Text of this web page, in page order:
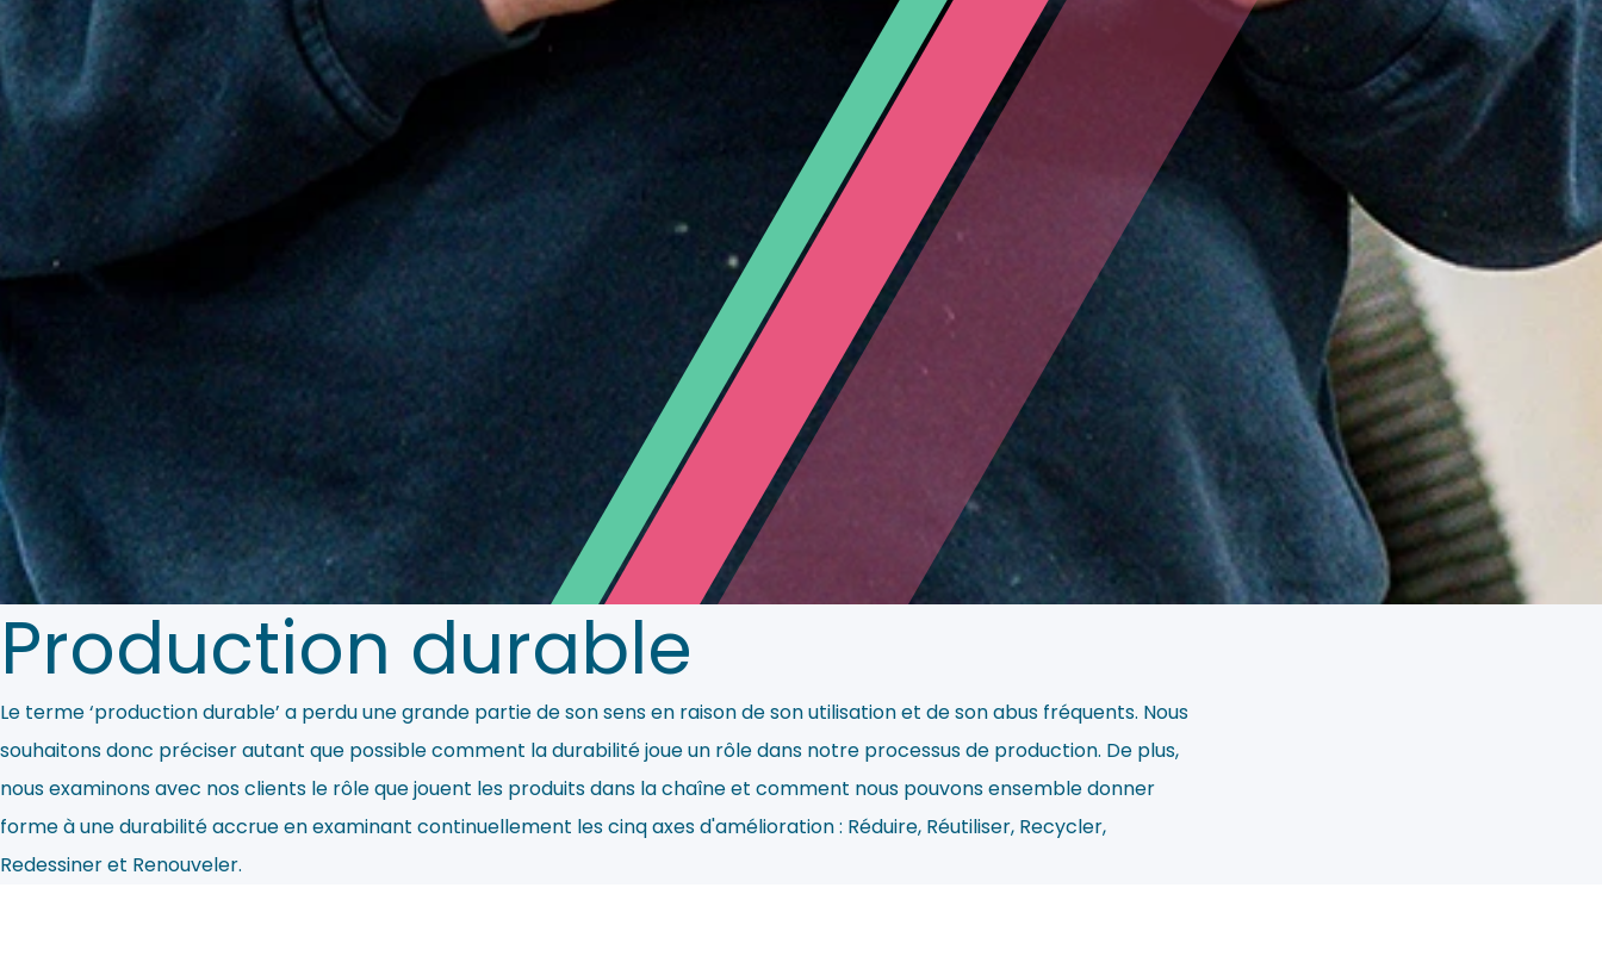
Production durable
Le terme ‘production durable’ a perdu une grande partie de son sens en raison de son utilisation et de son abus fréquents. Nous
souhaitons donc préciser autant que possible comment la durabilité joue un rôle dans notre processus de production. De plus,
nous examinons avec nos clients le rôle que jouent les produits dans la chaîne et comment nous pouvons ensemble donner
forme à une durabilité accrue en examinant continuellement les cinq axes d'amélioration : Réduire, Réutiliser, Recycler,
Redessiner et Renouveler.